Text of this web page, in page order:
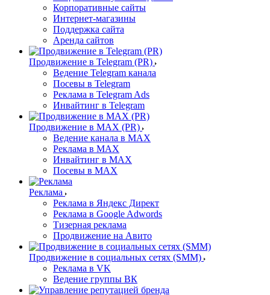
Корпоративные сайты
Интернет-магазины
Поддержка сайта
Аренда сайтов
Продвижение в Telegram (PR)
Ведение Telegram канала
Посевы в Telegram
Реклама в Telegram Ads
Инвайтинг в Telegram
Продвижение в MAX (PR)
Ведение канала в MAX
Реклама в MAX
Инвайтинг в MAX
Посевы в MAX
Реклама
Реклама в Яндекс Директ
Реклама в Google Adwords
Тизерная реклама
Продвижение на Авито
Продвижение в социальных сетях (SMM)
Реклама в VK
Ведение группы ВК